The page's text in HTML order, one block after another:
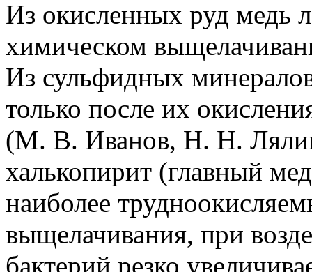
Из окисленных руд медь
химическом
Из сульфидных
только после их
(М. В. Иванов, Н. Н.
халькопирит (главный
наиболее
выщелачивания, при
бактерий резко